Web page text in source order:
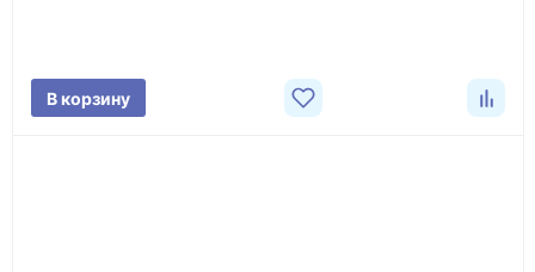
проверка товара перед отправкой клиенту
В корзину